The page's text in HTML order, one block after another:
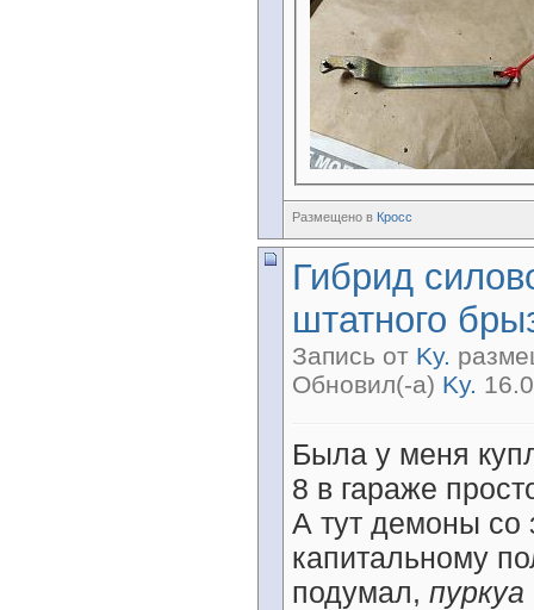
Размещено в Кросс
Гибрид
штатного
Запись от Ky.
Обновил(-а) Ky.
Была у меня
8 в гараже
А тут демоны со
капитальному
подумал,